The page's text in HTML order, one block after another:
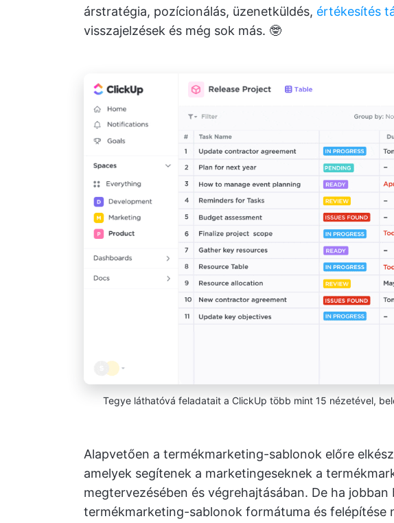
árstratégia, pozícionálás, üzenetküldés, értékesítés
visszajelzések és még sok más. 🤓
Tegye láthatóvá feladatait a ClickUp több mint 15 nézetével,
Alapvetően a termékmarketing-sablonok előre
amelyek segítenek a marketingeseknek a
megtervezésében és végrehajtásában. De ha
termékmarketing-sablonok formátuma és felépítése